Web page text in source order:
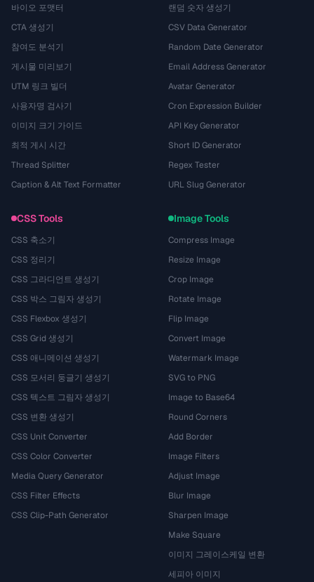
바이오 포맷터
CTA 생성기
참여도 분석기
게시물 미리보기
UTM 링크 빌더
사용자명 검사기
이미지 크기 가이드
최적 게시 시간
Thread Splitter
Caption & Alt Text Formatter
랜덤 숫자 생성기
CSV Data Generator
Random Date Generator
Email Address Generator
Avatar Generator
Cron Expression Builder
API Key Generator
Short ID Generator
Regex Tester
URL Slug Generator
CSS Tools
CSS 축소기
CSS 정리기
CSS 그라디언트 생성기
CSS 박스 그림자 생성기
CSS Flexbox 생성기
CSS Grid 생성기
CSS 애니메이션 생성기
CSS 모서리 둥글기 생성기
CSS 텍스트 그림자 생성기
CSS 변환 생성기
CSS Unit Converter
CSS Color Converter
Media Query Generator
CSS Filter Effects
CSS Clip-Path Generator
Image Tools
Compress Image
Resize Image
Crop Image
Rotate Image
Flip Image
Convert Image
Watermark Image
SVG to PNG
Image to Base64
Round Corners
Add Border
Image Filters
Adjust Image
Blur Image
Sharpen Image
Make Square
이미지 그레이스케일 변환
세피아 이미지